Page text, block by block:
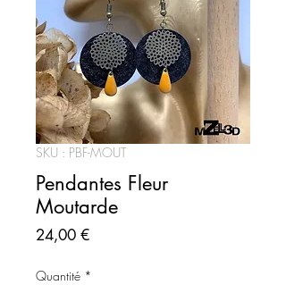
SKU : PBF-MOUT
Pendantes Fleur
Moutarde
24,00 €Prix
Quantité *